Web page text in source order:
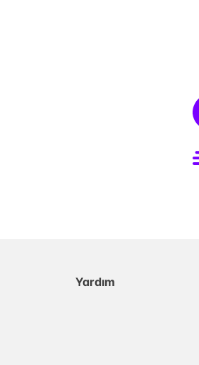
Yardım